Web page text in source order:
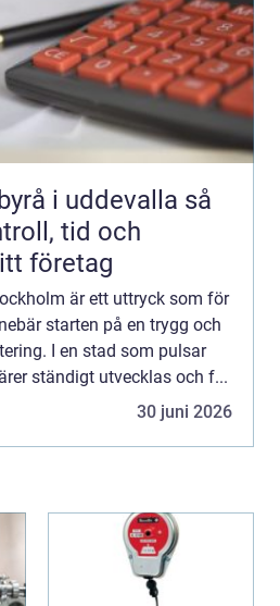
i uddevalla så
tid och
företag
är ett uttryck som för
starten på en trygg och
I en stad som pulsar
ständigt utvecklas och f...
30 juni 2026